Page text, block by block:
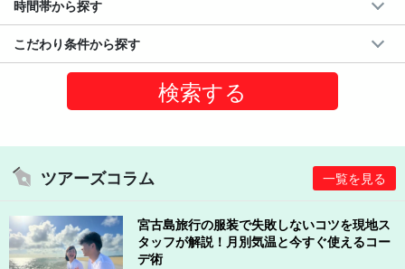
時間帯から探す
こだわり条件から探す
ツアーズコラム 一覧を見る
宮古島旅行の服装で失敗しないコツを現地ス
タッフが解説！月別気温と今すぐ使えるコー
デ術